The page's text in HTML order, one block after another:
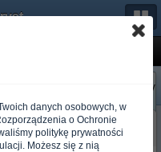
Forum-kulturystyka.pl
Następny
»
danych osobowych, w
o Ochronie
politykę prywatności
Możesz się z nią